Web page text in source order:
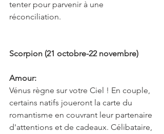
tenter pour parvenir à une
réconciliation.
Scorpion (21 octobre-22 novembre)
Amour:
Vénus règne sur votre Ciel ! En couple,
certains natifs joueront la carte du
romantisme en couvrant leur partenaire
d'attentions et de cadeaux. Célibataire,